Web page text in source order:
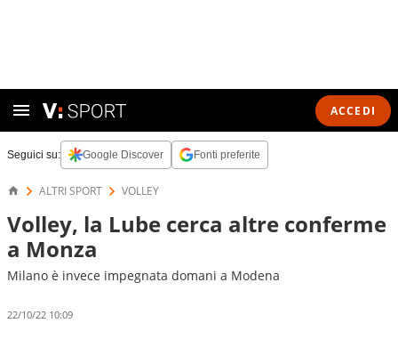
ACCEDI
Seguici su: Google Discover Fonti preferite
ALTRI SPORT VOLLEY
Volley, la Lube cerca altre conferme
a Monza
Milano è invece impegnata domani a Modena
22/10/22 10:09